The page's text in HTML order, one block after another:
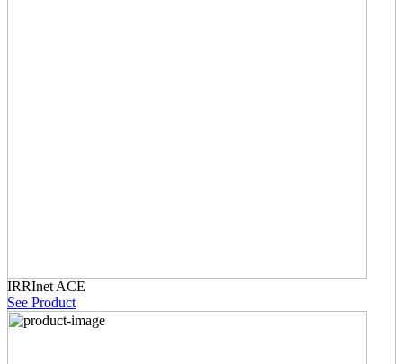
IRRInet ACE
See Product